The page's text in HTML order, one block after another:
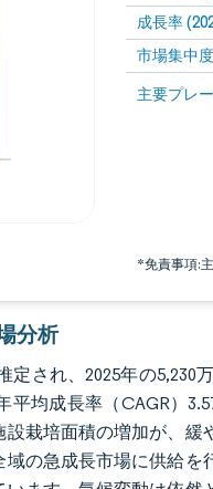
成長率
市場集中度
主要プレ
*免責事項:
画像 ©
。再利用にはCC BY 4.0の表示が必
分析
され、2025年の5,230
平均成長率（CAGR）
栽培面積の増加が、
の急成長市場に供給